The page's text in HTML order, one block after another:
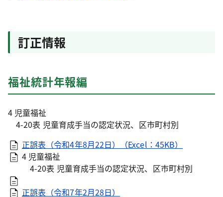
訂正情報
福祉統計年報編
4 児童福祉
4-20表 児童育成手当の認定状況、区市町村別
正誤表（令和4年8月22日）（Excel：45KB）
4 児童福祉
4-20表 児童育成手当の認定状況、区市町村別
正誤表（令和7年2月28日）